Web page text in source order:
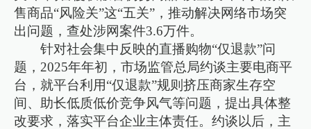
售商品“风险关”这“五关”，推动解决网络市场突
出问题，查处涉网案件3.6万件。
针对社会集中反映的直播购物“仅退款”问
题，2025年年初，市场监管总局约谈主要电商平
台，就平台利用“仅退款”规则挤压商家生存空
间、助长低质低价竞争风气等问题，提出具体整
改要求，落实平台企业主体责任。约谈以后，主